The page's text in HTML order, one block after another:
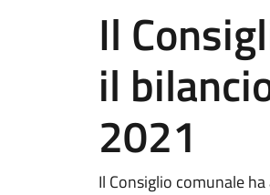
Il
il
2021
Il Consiglio comunale